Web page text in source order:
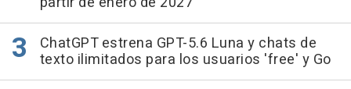
ChatGPT estrena GPT-5.6 Luna y chats de
texto ilimitados para los usuarios 'free' y Go